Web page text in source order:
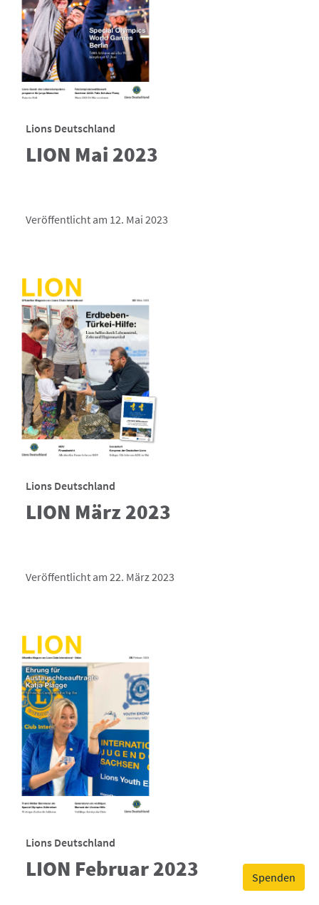
Spenden
Lions Deutschland
LION Mai 2023
Veröffentlicht am 12. Mai 2023
Lions Deutschland
LION März 2023
Veröffentlicht am 22. März 2023
Lions Deutschland
LION Februar 2023